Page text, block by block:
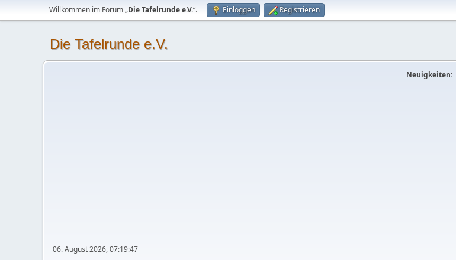
Willkommen im Forum „Die Tafelrunde e.V.“. Einloggen Registrieren
Die Tafelrunde e.V.
06. August 2026, 07:19:47
Neuigkeiten: